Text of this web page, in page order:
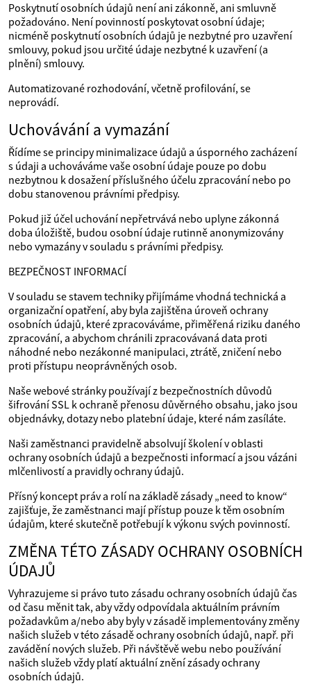
Poskytnutí osobních údajů není ani zákonně, ani smluvně
požadováno. Není povinností poskytovat osobní údaje;
nicméně poskytnutí osobních údajů je nezbytné pro uzavření
smlouvy, pokud jsou určité údaje nezbytné k uzavření (a
plnění) smlouvy.
Automatizované rozhodování, včetně profilování, se
neprovádí.
Uchovávání a vymazání
Řídíme se principy minimalizace údajů a úsporného zacházení
s údaji a uchováváme vaše osobní údaje pouze po dobu
nezbytnou k dosažení příslušného účelu zpracování nebo po
dobu stanovenou právními předpisy.
Pokud již účel uchování nepřetrvává nebo uplyne zákonná
doba úložiště, budou osobní údaje rutinně anonymizovány
nebo vymazány v souladu s právními předpisy.
BEZPEČNOST INFORMACÍ
V souladu se stavem techniky přijímáme vhodná technická a
organizační opatření, aby byla zajištěna úroveň ochrany
osobních údajů, které zpracováváme, přiměřená riziku daného
zpracování, a abychom chránili zpracovávaná data proti
náhodné nebo nezákonné manipulaci, ztrátě, zničení nebo
proti přístupu neoprávněných osob.
Naše webové stránky používají z bezpečnostních důvodů
šifrování SSL k ochraně přenosu důvěrného obsahu, jako jsou
objednávky, dotazy nebo platební údaje, které nám zasíláte.
Naši zaměstnanci pravidelně absolvují školení v oblasti
ochrany osobních údajů a bezpečnosti informací a jsou vázáni
mlčenlivostí a pravidly ochrany údajů.
Přísný koncept práv a rolí na základě zásady „need to know“
zajišťuje, že zaměstnanci mají přístup pouze k těm osobním
údajům, které skutečně potřebují k výkonu svých povinností.
ZMĚNA TÉTO ZÁSADY OCHRANY OSOBNÍCH
ÚDAJŮ
Vyhrazujeme si právo tuto zásadu ochrany osobních údajů čas
od času měnit tak, aby vždy odpovídala aktuálním právním
požadavkům a/nebo aby byly v zásadě implementovány změny
našich služeb v této zásadě ochrany osobních údajů, např. při
zavádění nových služeb. Při návštěvě webu nebo používání
našich služeb vždy platí aktuální znění zásady ochrany
osobních údajů.